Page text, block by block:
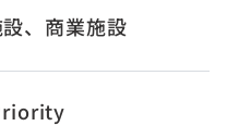
、商業施設